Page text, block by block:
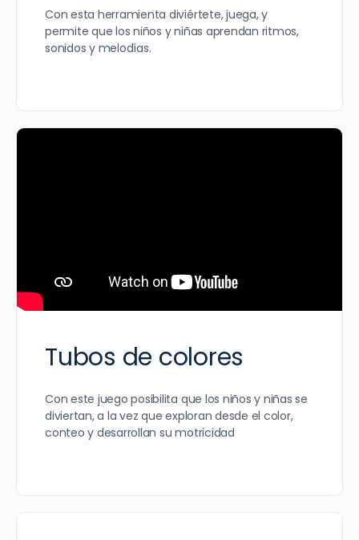
Con esta herramienta diviértete, juega, y
permite que los niños y niñas aprendan ritmos,
sonidos y melodías.
Tubos de colores
Con este juego posibilita que los niños y niñas se
diviertan, a la vez que exploran desde el color,
conteo y desarrollan su motricidad